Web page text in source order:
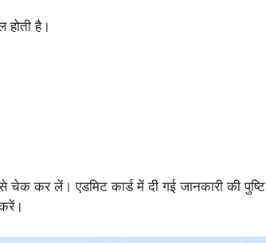
होती है।
चेक कर लें। एडमिट कार्ड में दी गई जानकारी की पुष्टि